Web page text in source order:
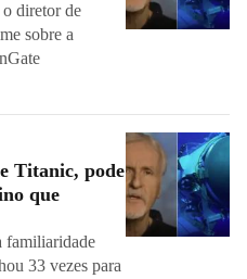
diretor de
sobre a
Titanic, pode
que
familiaridade
33 vezes para